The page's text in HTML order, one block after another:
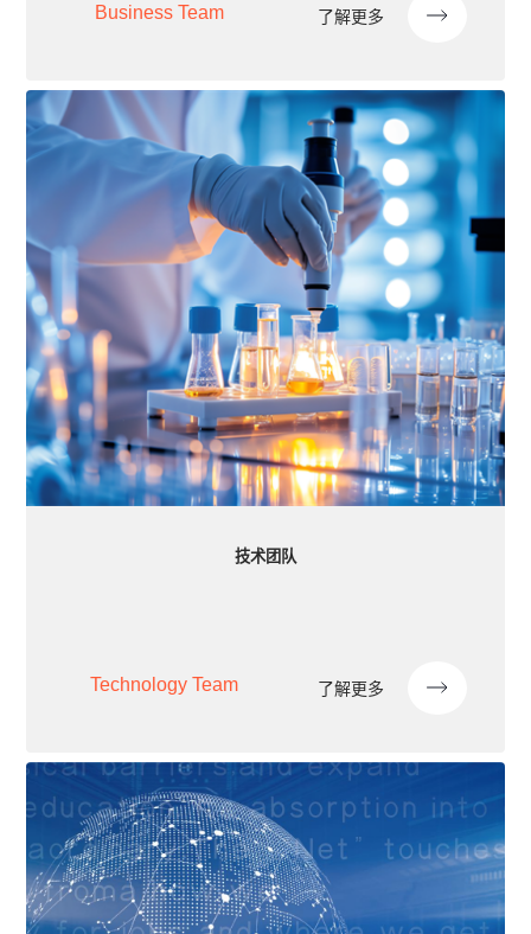
Business Team 了解更多
技术团队
Technology Team 了解更多